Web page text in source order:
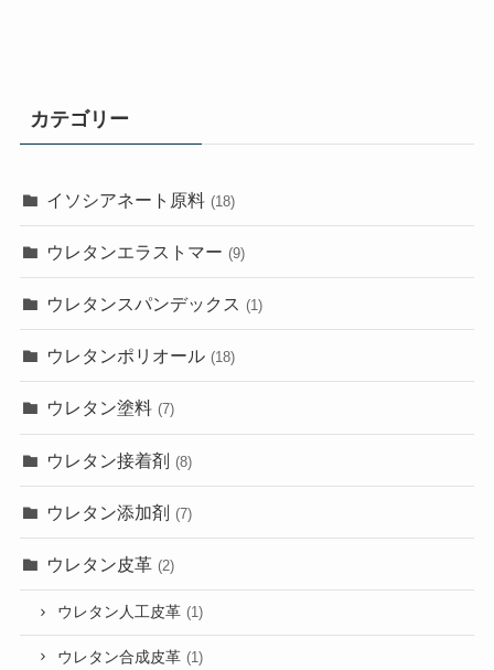
カテゴリー
イソシアネート原料 (18)
ウレタンエラストマー (9)
ウレタンスパンデックス (1)
ウレタンポリオール (18)
ウレタン塗料 (7)
ウレタン接着剤 (8)
ウレタン添加剤 (7)
ウレタン皮革 (2)
ウレタン人工皮革 (1)
ウレタン合成皮革 (1)